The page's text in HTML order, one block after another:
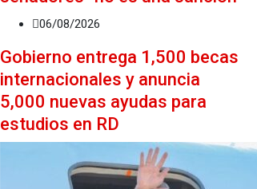
06/08/2026
Gobierno entrega 1,500 becas
internacionales y anuncia
5,000 nuevas ayudas para
estudios en RD